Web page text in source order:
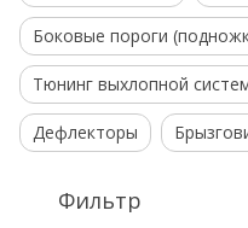
Боковые пороги
Тюнинг выхлопной
Дефлекторы
Фильтр